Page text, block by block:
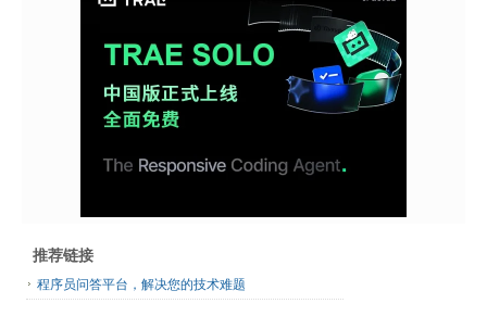
推荐链接
程序员问答平台，解决您的技术难题